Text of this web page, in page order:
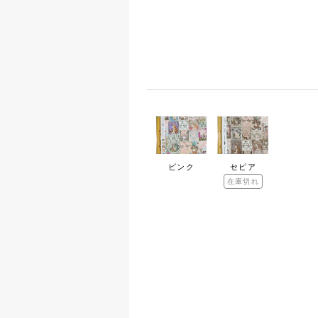
ピンク セピア
在庫切れ